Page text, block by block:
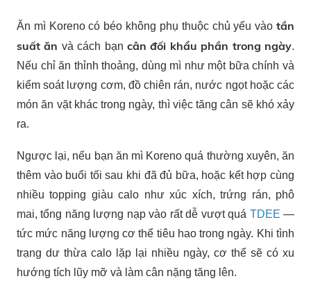
Ăn mì Koreno có béo không phụ thuộc chủ yếu vào tần
suất ăn và cách bạncân đối khẩu phần trong ngày.
Nếu chỉ ăn thỉnh thoảng, dùng mì như một bữa chính và
kiểm soát lượng cơm, đồ chiên rán, nước ngọt hoặc các
món ăn vặt khác trong ngày, thì việc tăng cân sẽ khó xảy
ra.
Ngược lại, nếu bạn ăn mì Koreno quá thường xuyên, ăn
thêm vào buổi tối sau khi đã đủ bữa, hoặc kết hợp cùng
nhiều topping giàu calo như xúc xích, trứng rán, phô
mai, tổng năng lượng nạp vào rất dễ vượt quá TDEE —
tức mức năng lượng cơ thể tiêu hao trong ngày. Khi tình
trạng dư thừa calo lặp lại nhiều ngày, cơ thể sẽ có xu
hướng tích lũy mỡ và làm cân nặng tăng lên.